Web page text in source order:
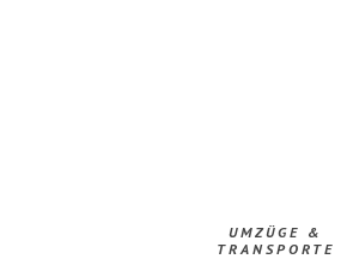
UMZÜGE &
TRANSPORTE